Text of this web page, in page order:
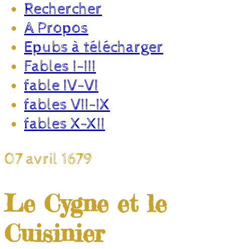
Rechercher
A Propos
Epubs à télécharger
Fables I-III
fable IV-VI
fables VII-IX
fables X-XII
07 avril 1679
Le Cygne et le
Cuisinier